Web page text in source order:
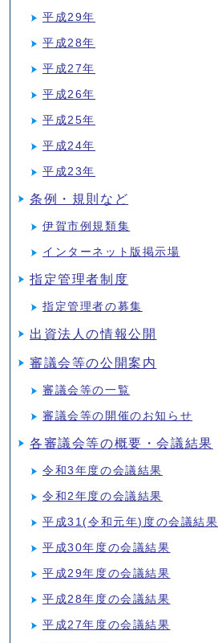
平成29年
平成28年
平成27年
平成26年
平成25年
平成24年
平成23年
条例・規則など
伊賀市例規類集
インターネット版掲示場
指定管理者制度
指定管理者の募集
出資法人の情報公開
審議会等の公開案内
審議会等の一覧
審議会等の開催のお知らせ
各審議会等の概要・会議結果
令和3年度の会議結果
令和2年度の会議結果
平成31(令和元年)度の会議結果
平成30年度の会議結果
平成29年度の会議結果
平成28年度の会議結果
平成27年度の会議結果